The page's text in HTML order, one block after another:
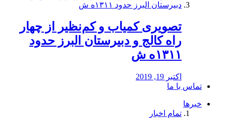
️تصویری کمیاب و کم‌نظیر از چهار
راه كالج و دبيرستان البرز حدود
۱۳۱۱ه ش
اکتبر 19, 2019
تماس با ما
خبرها
تمام اخبار